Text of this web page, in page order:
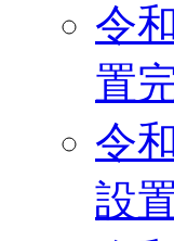
令
置
令
設